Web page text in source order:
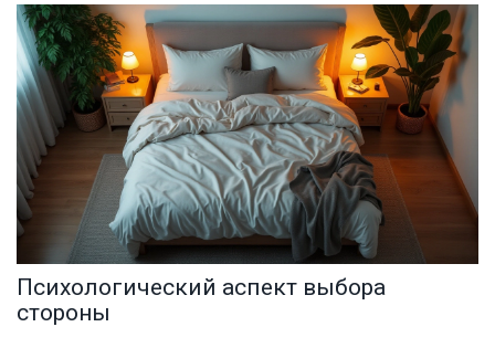
Психологический аспект выбора
стороны